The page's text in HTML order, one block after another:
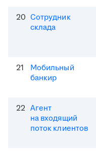
20 Сотрудник
склада
21
Мобильный
банкир
22 Агент
на входящий
поток клиентов